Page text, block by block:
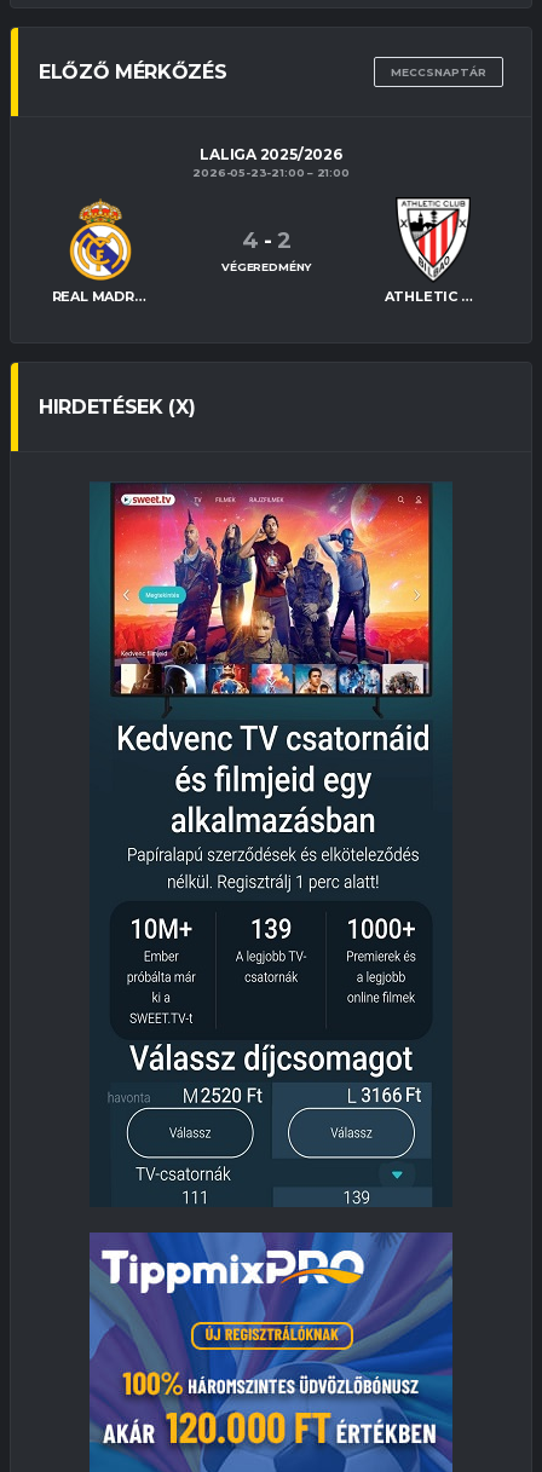
ELŐZŐ MÉRKŐZÉS MECCSNAPTÁR
LALIGA 2025/2026
2026-05-23-21:00 21:00
REAL MADRID ATHLETIC BILBAO
4 - 2
VÉGEREDMÉNY
HIRDETÉSEK (X)